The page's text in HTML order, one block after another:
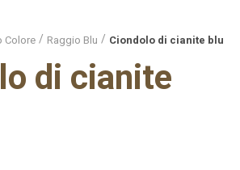
Colore Raggio Blu Ciondolo di cianite blu
di cianite